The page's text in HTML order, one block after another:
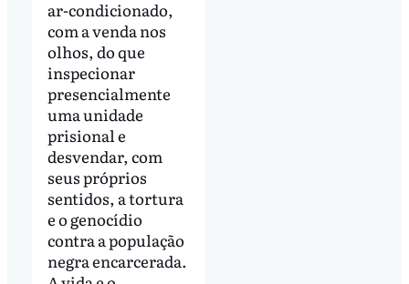
ar-condicionado,
com a venda nos
olhos, do que
inspecionar
presencialmente
uma unidade
prisional e
desvendar, com
seus próprios
sentidos, a tortura
e o genocídio
contra a população
negra encarcerada.